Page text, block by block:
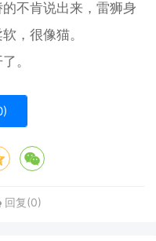
不肯说出来，雷狮身
，很像猫。
。
)
回复(0)